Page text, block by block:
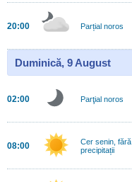
20:00 Parțial noros
Duminică, 9 August
02:00 Parţial noros
08:00
Cer senin, fără
precipitații